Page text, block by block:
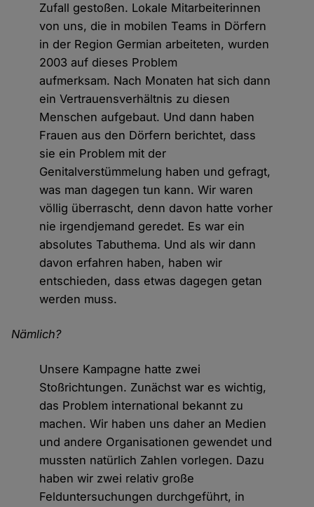
Zufall gestoßen. Lokale Mitarbeiterinnen
von uns, die in mobilen Teams in Dörfern
in der Region Germian arbeiteten, wurden
2003 auf dieses Problem
aufmerksam. Nach Monaten hat sich dann
ein Vertrauensverhältnis zu diesen
Menschen aufgebaut. Und dann haben
Frauen aus den Dörfern berichtet, dass
sie ein Problem mit der
Genitalverstümmelung haben und gefragt,
was man dagegen tun kann. Wir waren
völlig überrascht, denn davon hatte vorher
nie irgendjemand geredet. Es war ein
absolutes Tabuthema. Und als wir dann
davon erfahren haben, haben wir
entschieden, dass etwas dagegen getan
werden muss.
Nämlich?
Unsere Kampagne hatte zwei
Stoßrichtungen. Zunächst war es wichtig,
das Problem international bekannt zu
machen. Wir haben uns daher an Medien
und andere Organisationen gewendet und
mussten natürlich Zahlen vorlegen. Dazu
haben wir zwei relativ große
Felduntersuchungen durchgeführt, in